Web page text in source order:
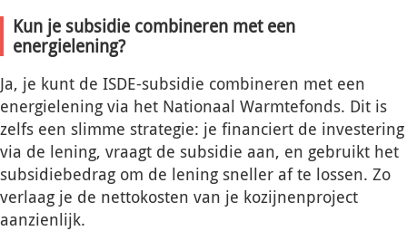
Kun je subsidie combineren met een
energielening?
Ja, je kunt de ISDE-subsidie combineren met een
energielening via het Nationaal Warmtefonds. Dit is
zelfs een slimme strategie: je financiert de investering
via de lening, vraagt de subsidie aan, en gebruikt het
subsidiebedrag om de lening sneller af te lossen. Zo
verlaag je de nettokosten van je kozijnenproject
aanzienlijk.